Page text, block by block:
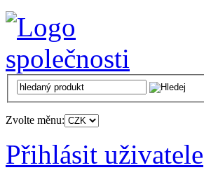
Zvolte měnu:
Přihlásit uživatele